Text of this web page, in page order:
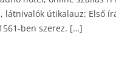
látnivalók útikalauz: Első
ben szerez. […]